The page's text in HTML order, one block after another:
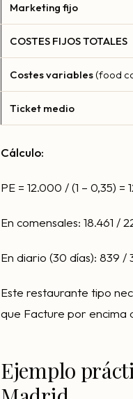
Marketing fijo
COSTES FIJOS TOTALES
Costes variables(food
Ticket medio
Cálculo:
PE = 12.000 / (1 – 0,35) =
En comensales: 18.461 /
En diario (30 días): 839 /
Este restaurante tipo
que Facture por encima
Ejemplo